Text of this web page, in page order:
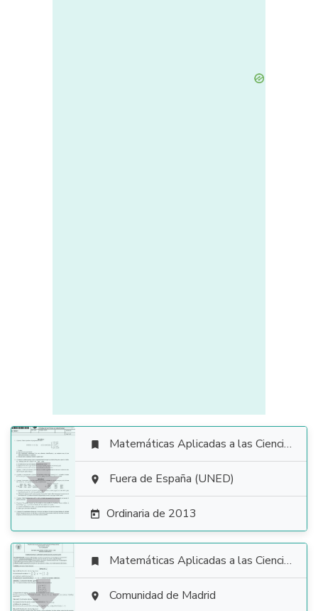

 Matemáticas Aplicadas a las Ciencias Sociales
 Fuera de España (UNED)
 Ordinaria de 2013
 Matemáticas Aplicadas a las Ciencias Sociales
 Comunidad de Madrid